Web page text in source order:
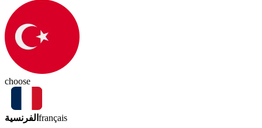
choose
الفرنسية français